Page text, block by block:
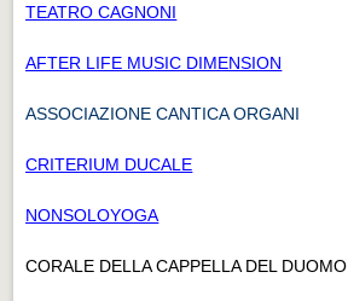
TEATRO CAGNONI
AFTER LIFE MUSIC DIMENSION
ASSOCIAZIONE CANTICA ORGANI
CRITERIUM DUCALE
NONSOLOYOGA
CORALE DELLA CAPPELLA DEL DUOMO